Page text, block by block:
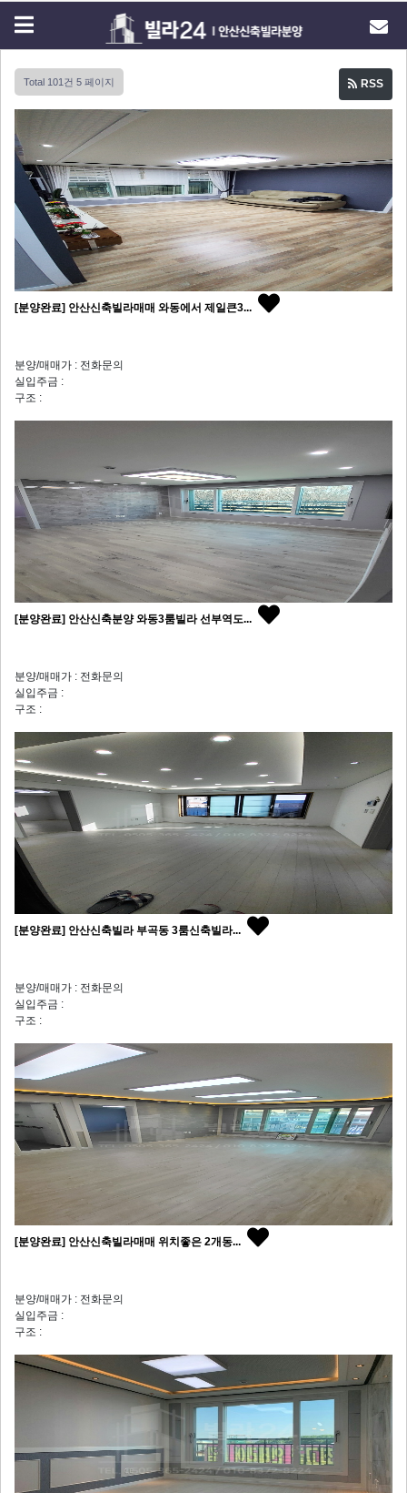
Total 101건 5 페이지 RSS
[분양완료] 안산신축빌라매매 와동에서 제일큰3...
분양/매매가 : 전화문의
실입주금 :
구조 :
[분양완료] 안산신축분양 와동3룸빌라 선부역도...
분양/매매가 : 전화문의
실입주금 :
구조 :
[분양완료] 안산신축빌라 부곡동 3룸신축빌라...
분양/매매가 : 전화문의
실입주금 :
구조 :
[분양완료] 안산신축빌라매매 위치좋은 2개동...
분양/매매가 : 전화문의
실입주금 :
구조 :